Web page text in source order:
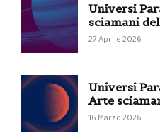
Universi
sciamani
27 Aprile 2026
Universi
Arte
16 Marzo 2026